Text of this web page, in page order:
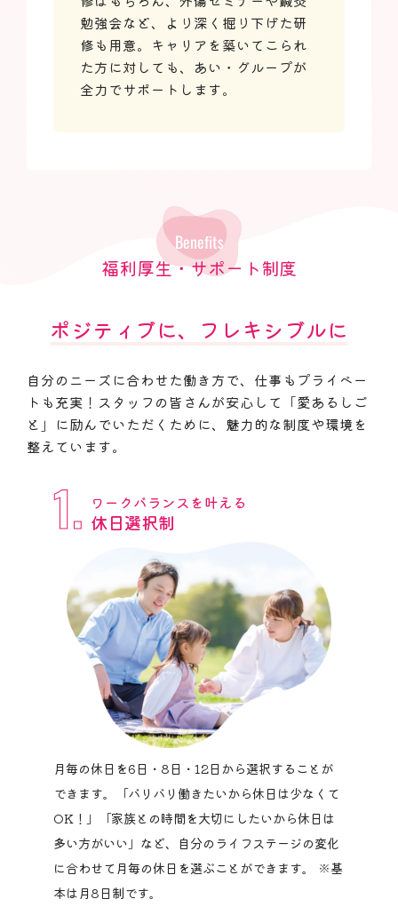
勉強会など、より深く掘り下げた研
修も用意。キャリアを築いてこられ
た方に対しても、あい・グループが
全力でサポートします。
Benefits
福利厚生・サポート制度
ポジティブに、フレキシブルに
自分のニーズに合わせた働き方で、仕事もプライベー
トも充実！ スタッフの皆さんが安心して「愛あるしご
と」に励んでいただくために、 魅力的な制度や環境を
整えています。
1. ワークバランスを叶える
休日選択制
月毎の休日を6日・8日・12日から選択することが
できます。「バリバリ働きたいから休日は少なくて
OK！」「家族との時間を大切にしたいから休日は
多い方がいい」など、自分のライフステージの変化
に合わせて月毎の休日を選ぶことができます。 ※基
本は月8日制です。